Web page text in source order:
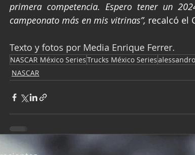
primera competencia. Espero tener un
campeonato más en mis vitrinas”, recalcó el
Texto y fotos por Media Enrique Ferrer.
NASCAR México SeriesTrucks México Series
NASCAR